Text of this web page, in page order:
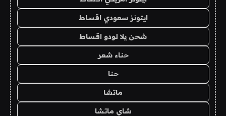
ايتونز سعودي اقساط
شحن يلا لودو اقساط
حناء شعر
حنا
ماتشا
شاي ماتشا